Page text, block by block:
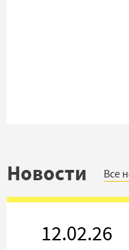
Новости Все
12.02.26